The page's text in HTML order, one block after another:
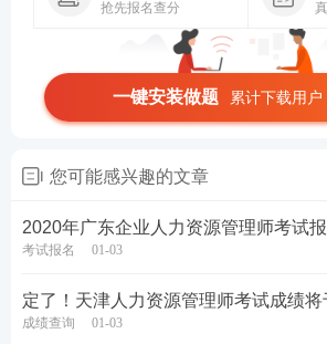
抢先报名查分
一键安装做题 累计下载用户
您可能感兴趣的文章
2020年广东企业人力资源管理师考试
考试报名 01-03
定了！天津人力资源管理师考试成绩将
成绩查询 01-03